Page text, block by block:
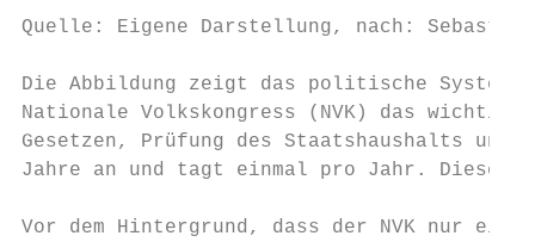
Quelle: Eigene Darstellung, nach:
Die Abbildung zeigt das politische
Nationale Volkskongress (NVK) das
Gesetzen, Prüfung des Staatshaushalts
Jahre an und tagt einmal pro Jahr. Dieser
Vor dem Hintergrund, dass der NVK nur